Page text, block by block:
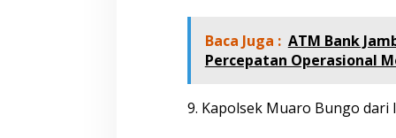
Baca Juga : ATM Bank
Percepatan Operasional
9. Kapolsek Muaro Bungo dari